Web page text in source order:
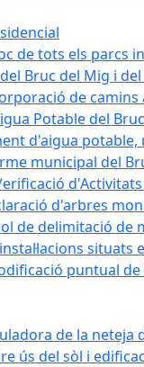
de tots els parcs
Bruc del Mig i
de
Potable del Bruc
d'aigua potable,
municipal del
d'arbres
de delimitació de
situats
puntual
de la neteja
ús del sòl i